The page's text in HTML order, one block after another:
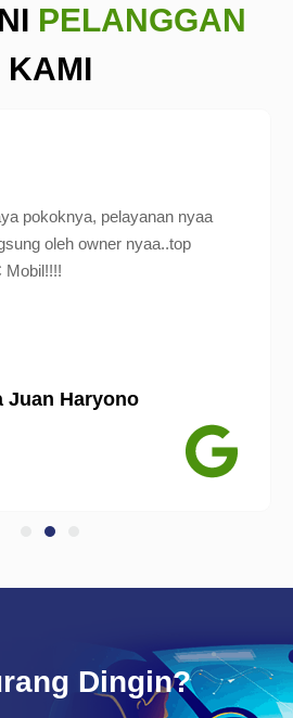
PELANGGAN
KAMI
pokoknya, pelayanan nyaa
oleh owner nyaa..top
Mobil!!!!
Juan Haryono
Dingin?